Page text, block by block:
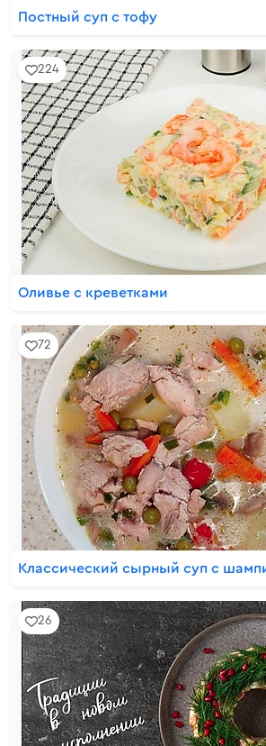
Постный суп с тофу
224
Оливье с креветками
72
Классический сырный суп с
26